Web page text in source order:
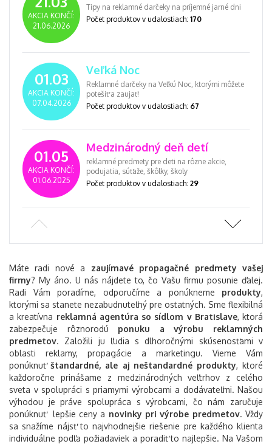
AKCIA KONČÍ:
21.06.2026
Tipy na reklamné darčeky na príjemné jarné dni
Počet produktov v udalostiach: 170
01.03
AKCIA KONČÍ:
07.04.2026
Veľká Noc
Reklamné darčeky na Veľkú Noc, ktorými môžete
potešiť a zaujať!
Počet produktov v udalostiach: 67
01.05
AKCIA KONČÍ:
01.06.2025
Medzinárodný deň detí
reklamné predmety pre deti na rôzne akcie,
podujatia, súťaže, škôlky, školy
Počet produktov v udalostiach: 29
21.06
01.09
AKCIA KONČÍ:
21.12.2025
Jeseň
Reklamné predmety na Jeseň a chladné sychravé
dni, pozrite si náš výber, ktoré produkty Vám
odporúčame!
Počet produktov v udalostiach:
21.12
AKCIA KONČÍ:
21.03.2026
Zima
Hľadáte reklamné predmety na Zimu? Pozrite si
náš výber odporúčaných reklamných predmetov
Počet produktov v udalostiach: 148
Máte radi nové a zaujímavé propagačné predmety vašej
firmy? My áno. U nás nájdete to, čo Vašu firmu posunie ďalej.
Radi Vám poradíme, odporučíme a ponúkneme produkty,
ktorými sa stanete nezabudnuteľný pre ostatných. Sme flexibilná
a kreatívna reklamná agentúra so sídlom v Bratislave, ktorá
zabezpečuje rôznorodú ponuku a výrobu reklamných
predmetov. Založili ju ľudia s dlhoročnými skúsenosťami v
oblasti reklamy, propagácie a marketingu. Vieme Vám
ponúknuťštandardné, ale aj neštandardné produkty, ktoré
každoročne prinášame z medzinárodných veľtrhov z celého
sveta v spolupráci s priamymi výrobcami a dodávateľmi. Našou
výhodou je práve spolupráca s výrobcami, čo nám zaručuje
ponúknuť lepšie ceny a novinky pri výrobe predmetov. Vždy
sa snažíme nájsť to najvhodnejšie riešenie pre každého klienta
individuálne podľa požiadaviek a poradiť to najlepšie. Na Vašom